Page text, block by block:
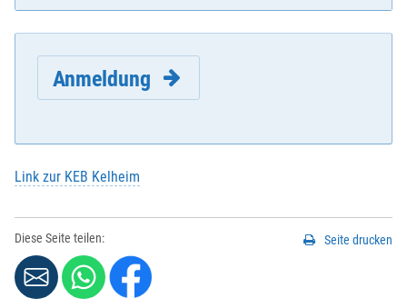
Anmeldung
Vorname*:
Link zur KEB Kelheim
Diese Seite teilen: Seite drucken